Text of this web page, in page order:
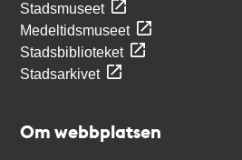
Stadsmuseet
Medeltidsmuseet
Stadsbiblioteket
Stadsarkivet
Om webbplatsen